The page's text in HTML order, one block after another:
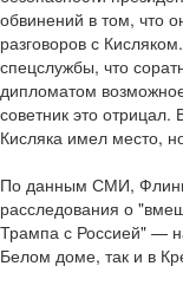
обвинений в том, что
разговоров с
спецслужбы, что
дипломатом
советник это
Кисляка имел место,
По данным СМИ,
расследования о
Трампа с Россией" —
Белом доме, так и в